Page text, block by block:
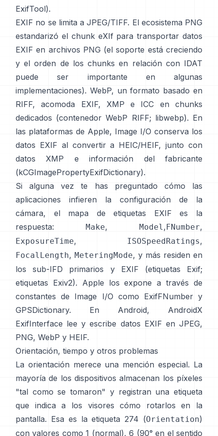
ExifTool).
EXIF no se limita a JPEG/TIFF. El ecosistema PNG
estandarizó el chunk eXIfpara transportar datos
EXIF en archivos PNG (el soporte está creciendo
y el orden de los chunks en relación con IDAT
puede ser importante en algunas
implementaciones). WebP, un formato basado en
RIFF, acomoda EXIF, XMP e ICC en chunks
dedicados (contenedor WebP RIFF; libwebp). En
las plataformas de Apple, Image I/O conserva los
datos EXIF al convertir a HEIC/HEIF, junto con
datos XMP e información del fabricante
(kCGImagePropertyExifDictionary).
Si alguna vez te has preguntado cómo las
aplicaciones infieren la configuración de la
cámara, el mapa de etiquetas EXIF es la
respuesta: Make, Model,FNumber,
ExposureTime, ISOSpeedRatings,
FocalLength, MeteringMode, y más residen en
los sub-IFD primarios y EXIF (etiquetas Exif;
etiquetas Exiv2). Apple los expone a través de
constantes de Image I/O como ExifFNumber y
GPSDictionary. En Android, AndroidX
ExifInterface lee y escribe datos EXIF en JPEG,
PNG, WebP y HEIF.
Orientación, tiempo y otros problemas
La orientación merece una mención especial. La
mayoría de los dispositivos almacenan los píxeles
"tal como se tomaron" y registran una etiqueta
que indica a los visores cómo rotarlos en la
pantalla. Esa es la etiqueta 274 (Orientation)
con valores como 1 (normal), 6 (90° en el sentido